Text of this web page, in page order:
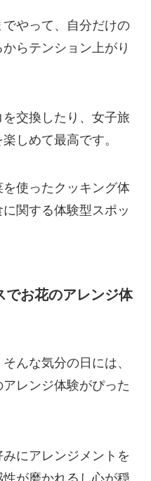
やって、自分だけの
らテンション上がり
交換したり、女子旅
しめて最高です。
使ったクッキング体
関する体験型スポッ
お花のアレンジ体
んな気分の日には、
レンジ体験がぴった
にアレンジメントを
が磨かれるし心が穏